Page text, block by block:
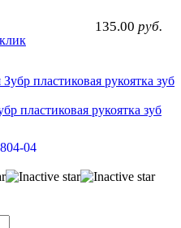
135.00 руб.
пластиковая рукоятка зуб
04